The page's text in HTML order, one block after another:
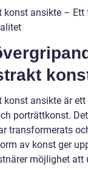
konst ansikte –
konst ansikte är
porträttkonst.
transformerats
av konst ger
möjlighet